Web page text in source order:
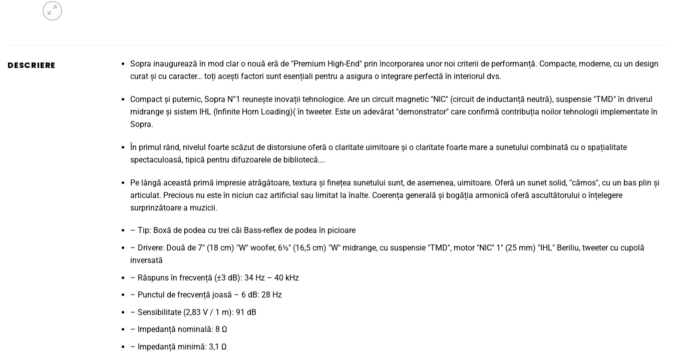
DESCRIERE
Sopra inaugurează în mod clar o nouă eră de "Premium High-End" prin încorporarea unor noi criterii de performanță. Compacte, moderne, cu un design
curat și cu caracter… toți acești factori sunt esențiali pentru a asigura o integrare perfectă în interiorul dvs.
Compact și puternic, Sopra N°1 reunește inovații tehnologice. Are un circuit magnetic "NIC" (circuit de inductanță neutră), suspensie "TMD" în driverul
midrange și sistem IHL (Infinite Horn Loading)( în tweeter. Este un adevărat "demonstrator" care confirmă contribuția noilor tehnologii implementate în
Sopra.
În primul rând, nivelul foarte scăzut de distorsiune oferă o claritate uimitoare și o claritate foarte mare a sunetului combinată cu o spațialitate
spectaculoasă, tipică pentru difuzoarele de bibliotecă….
Pe lângă această primă impresie atrăgătoare, textura și finețea sunetului sunt, de asemenea, uimitoare. Oferă un sunet solid, "cărnos", cu un bas plin și
articulat. Precious nu este în niciun caz artificial sau limitat la înalte. Coerența generală și bogăția armonică oferă ascultătorului o înțelegere
surprinzătoare a muzicii.
– Tip: Boxă de podea cu trei căi Bass-reflex de podea în picioare
– Drivere: Două de 7" (18 cm) "W" woofer, 6½" (16,5 cm) "W" midrange, cu suspensie "TMD", motor "NIC" 1" (25 mm) "IHL" Beriliu, tweeter cu cupolă
inversată
– Răspuns în frecvență (±3 dB): 34 Hz – 40 kHz
– Punctul de frecvență joasă – 6 dB: 28 Hz
– Sensibilitate (2,83 V / 1 m): 91 dB
– Impedanță nominală: 8 Ω
– Impedanță minimă: 3,1 Ω